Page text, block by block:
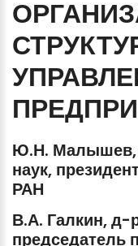
Ю.Н. Малышев,
наук,
РАН
В.А. Галкин,д-
председатель